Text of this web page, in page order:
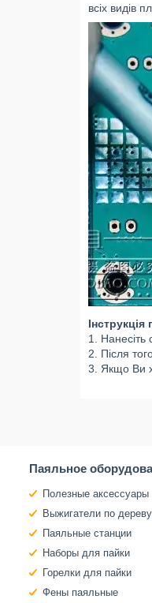
всіх видів
1. Нанесіть
2. Після
3. Якщо Ви
Паяльное
Полезные аксессуары
Выжигатели по дереву
Паяльные станции
Наборы для пайки
Горелки для пайки
Фены паяльные